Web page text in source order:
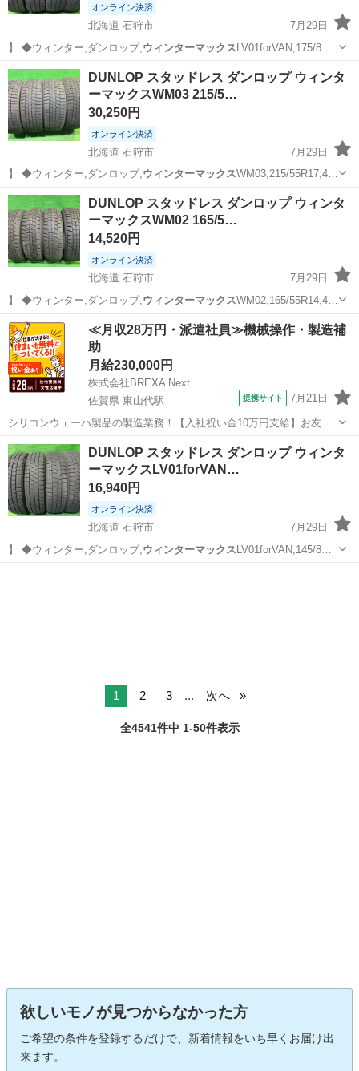
オンライン決済
北海道 石狩市
7月29日
】 ◆ウィンター,ダンロップ, ウィンターマックスLV01forVAN,175/8…
北海道 石狩市 タイヤ、ホイール ウィンターマックス
DUNLOP スタッドレス ダンロップ ウィンタ
ーマックスWM03 215/5…
30,250円
オンライン決済
北海道 石狩市
7月29日
】 ◆ウィンター,ダンロップ,ウィンターマックスWM03,215/55R17,4…
北海道 石狩市 タイヤ、ホイール ウィンターマックス
DUNLOP スタッドレス ダンロップ ウィンタ
ーマックスWM02 165/5…
14,520円
オンライン決済
北海道 石狩市
7月29日
】 ◆ウィンター,ダンロップ,ウィンターマックスWM02,165/55R14,4…
北海道 石狩市 タイヤ、ホイール ウィンターマックス
≪月収28万円・派遣社員≫機械操作・製造補
助
月給230,000円
株式会社BREXA Next
佐賀県 東山代駅
提携サイト 7月21日
シリコンウェーハ製品の製造業務！【入社祝い金10万円支給】お友達
やカップルとの応募OK◎年間休日129日＆休出なしでプライベート充
実♪業務はクリーンルームで快適作業◎自社正社員登用制度あり★1食
300円～の格安食堂あり！《佐...
佐賀 伊万里市 その他
DUNLOP スタッドレス ダンロップ ウィンタ
ーマックスLV01forVAN…
16,940円
オンライン決済
北海道 石狩市
7月29日
】 ◆ウィンター,ダンロップ, ウィンターマックスLV01forVAN,145/8…
1 2 3 ... 次へ
全4541件中 1-50件表示
欲しいモノが見つからなかった方
ご希望の条件を登録するだけで、新着情報をいち早くお届け出
来ます。